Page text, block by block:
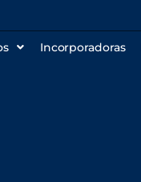
Incorporadoras